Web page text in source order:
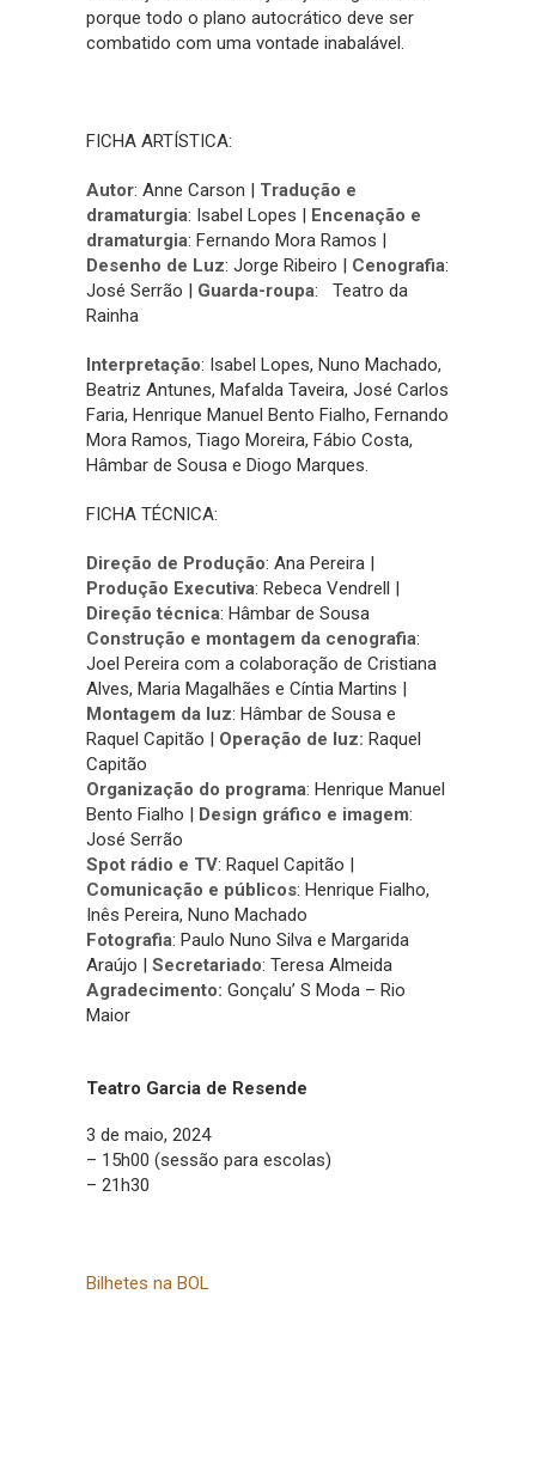
porque todo o plano autocrático deve ser
combatido com uma vontade inabalável.
FICHA ARTÍSTICA:
Autor: Anne Carson | Tradução e
dramaturgia: Isabel Lopes | Encenação e
dramaturgia: Fernando Mora Ramos |
Desenho de Luz: Jorge Ribeiro | Cenografia:
José Serrão | Guarda-roupa: Teatro da
Rainha
Interpretação: Isabel Lopes, Nuno Machado,
Beatriz Antunes, Mafalda Taveira, José Carlos
Faria, Henrique Manuel Bento Fialho, Fernando
Mora Ramos, Tiago Moreira, Fábio Costa,
Hâmbar de Sousa e Diogo Marques.
FICHA TÉCNICA:
Direção de Produção: Ana Pereira |
Produção Executiva: Rebeca Vendrell |
Direção técnica: Hâmbar de Sousa
Construção e montagem da cenografia:
Joel Pereira com a colaboração de Cristiana
Alves, Maria Magalhães e Cíntia Martins |
Montagem da luz: Hâmbar de Sousa e
Raquel Capitão | Operação de luz: Raquel
Capitão
Organização do programa: Henrique Manuel
Bento Fialho | Design gráfico e imagem:
José Serrão
Spot rádio e TV: Raquel Capitão |
Comunicação e públicos: Henrique Fialho,
Inês Pereira, Nuno Machado
Fotografia: Paulo Nuno Silva e Margarida
Araújo | Secretariado: Teresa Almeida
Agradecimento: Gonçalu’ S Moda – Rio
Maior
Teatro Garcia de Resende
3 de maio, 2024
– 15h00 (sessão para escolas)
– 21h30
Bilhetes na BOL